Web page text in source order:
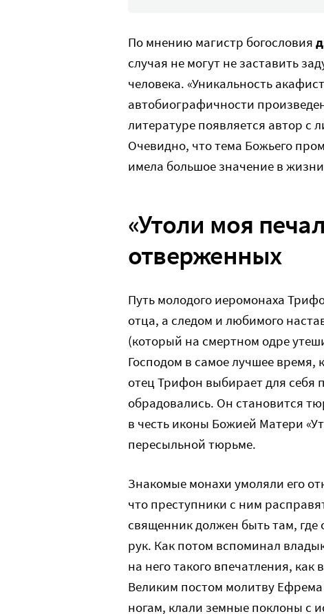
По мнению магистр богословия
случая не могут не заставить
человека. «Уникальность
автобиографичности
литературе появляется автор
Очевидно, что тема Божьего
имела большое значение в
«Утоли моя
отверженных
Путь молодого иеромонаха
отца, а следом и любимого
(который на смертном одре
Господом в самое лучшее время,
отец Трифон выбирает для себя
обрадовались. Он становится
в честь иконы Божией Матери
пересыльной тюрьме.
Знакомые монахи умоляли его
что преступники с ним
священник должен быть там, где
рук. Как потом вспоминал
на него такого впечатления,
Великим постом молитву
ногам, клали земные поклоны с